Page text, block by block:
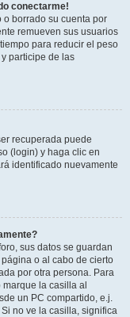
conectarme!
o borrado su cuenta por
remueven sus usuarios
para reducir el peso
participe de las
recuperada puede
(login) y haga clic en
identificado nuevamente
sus datos se guardan
o al cabo de cierto
por otra persona. Para
la casilla al
un PC compartido, e.j.
no ve la casilla, significa